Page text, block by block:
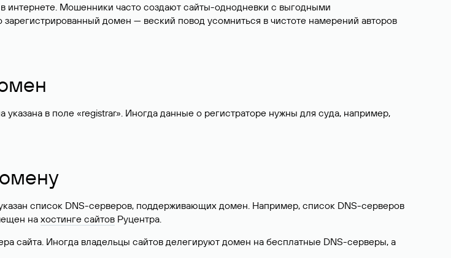
Мошенники часто создают сайты-однодневки с выгодными
домен — веский повод усомниться в чистоте намерений авторов
в поле «registrar». Иногда данные о регистраторе нужны для суда, например,
список DNS-серверов, поддерживающих домен. Например, список DNS-серверов
на хостинге сайтов Руцентра.
сайта. Иногда владельцы сайтов делегируют домен на бесплатные DNS-серверы, а